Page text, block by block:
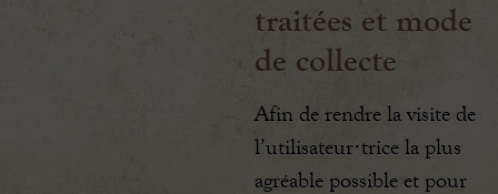
traitées et mode
de collecte
Afin de rendre la visite de
l’utilisateur·trice la plus
agréable possible et pour